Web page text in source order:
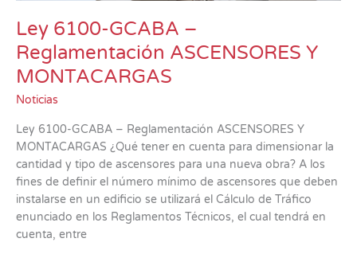
Ley 6100-GCABA –
Reglamentación ASCENSORES Y
MONTACARGAS
Noticias
Ley 6100-GCABA – Reglamentación ASCENSORES Y
MONTACARGAS ¿Qué tener en cuenta para dimensionar la
cantidad y tipo de ascensores para una nueva obra? A los
fines de definir el número mínimo de ascensores que deben
instalarse en un edificio se utilizará el Cálculo de Tráfico
enunciado en los Reglamentos Técnicos, el cual tendrá en
cuenta, entre